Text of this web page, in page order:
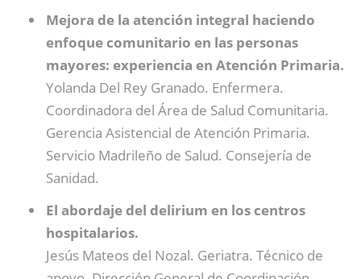
Mejora de la atención integral haciendo
enfoque comunitario en las personas
mayores: experiencia en Atención Primaria.
Yolanda Del Rey Granado. Enfermera.
Coordinadora del Área de Salud Comunitaria.
Gerencia Asistencial de Atención Primaria.
Servicio Madrileño de Salud. Consejería de
Sanidad.
El abordaje del delirium en los centros
hospitalarios.
Jesús Mateos del Nozal. Geriatra. Técnico de